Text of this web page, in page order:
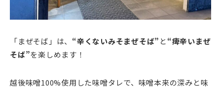
「まぜそば」は、 “辛くないみそまぜそば” と“痺辛いまぜ
そば”を楽しめます！
越後味噌100%使用した味噌タレで、味噌本来の深みと味